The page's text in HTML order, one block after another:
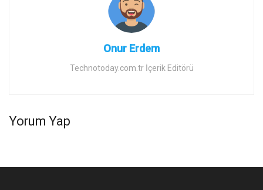
Onur Erdem
Technotoday.com.tr İçerik Editörü
Yorum Yap